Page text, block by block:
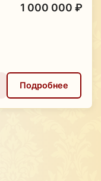
1 000 000 ₽
Подробнее